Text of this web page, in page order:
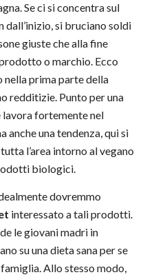
Se ci si concentra sul
si bruciano soldi
giuste che alla fine
o marchio. Ecco
prima parte della
redditizie. Punto per una
lavora fortemente nel
una tendenza, qui si
l’area intorno al vegano
biologici.
dovremmo
interessato a tali prodotti.
le giovani madri in
su una dieta sana per se
Allo stesso modo,